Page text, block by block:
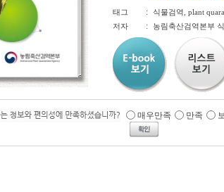
태그 :
식물검역, plant
저자
: 농림축산검역본부
매우만족 만족